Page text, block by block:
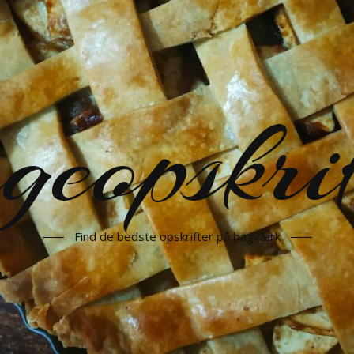
Find de bedste opskrifter på bagværk